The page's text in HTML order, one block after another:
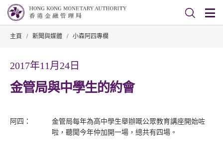
主頁 / 新聞與媒體 / 小森阿四專欄
2017年11月24日
金管局與中學生的約會
阿四：
金管局每年為高中學生舉辦嘅公眾教育講座開始咗
啦，聽聞今年仲加開一場，總共有四場。